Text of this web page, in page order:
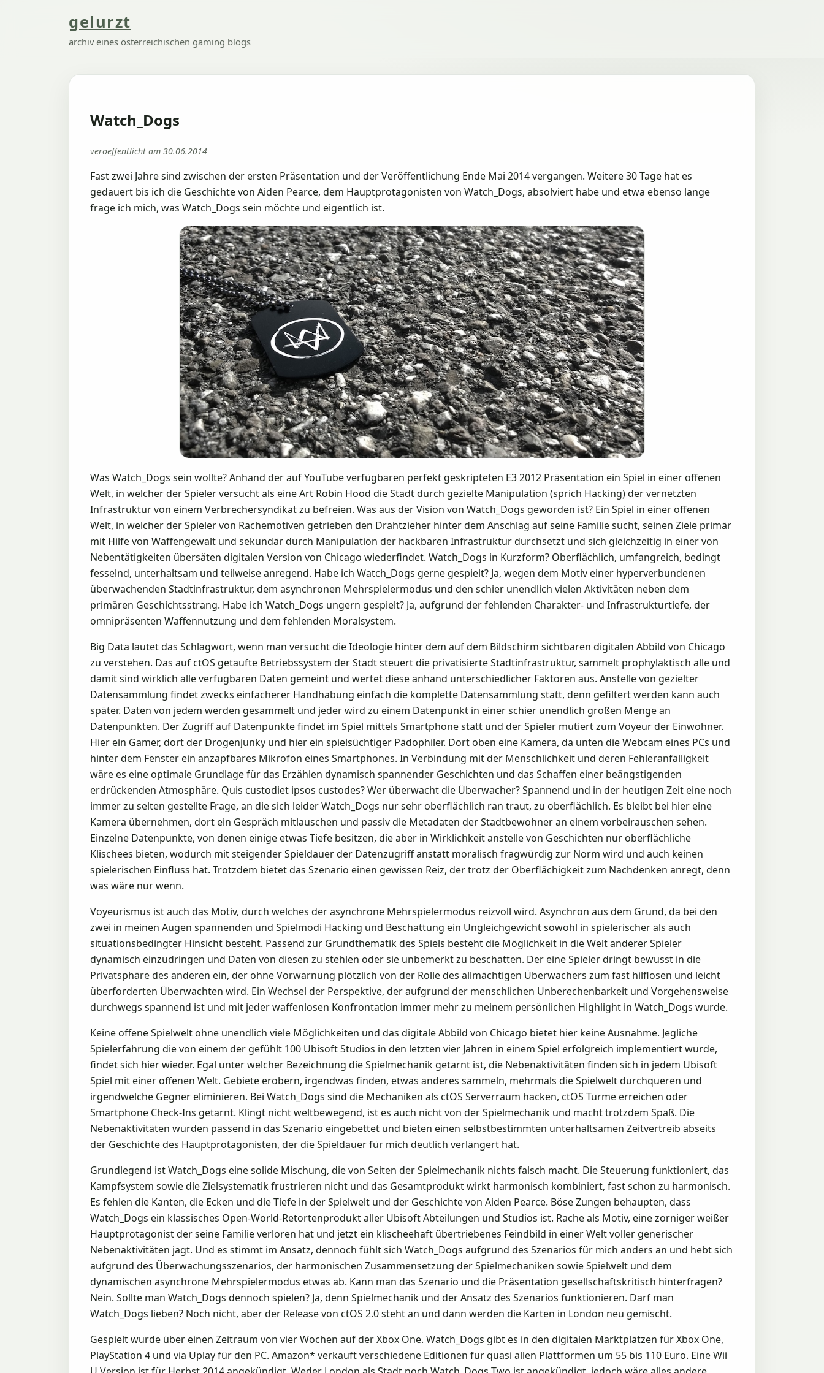
gelurzt
archiv eines österreichischen gaming blogs
Watch_Dogs
veroeffentlicht am 30.06.2014
Fast zwei Jahre sind zwischen der ersten Präsentation und der Veröffentlichung Ende Mai 2014 vergangen. Weitere 30 Tage hat es
gedauert bis ich die Geschichte von Aiden Pearce, dem Hauptprotagonisten von Watch_Dogs, absolviert habe und etwa ebenso lange
frage ich mich, was Watch_Dogs sein möchte und eigentlich ist.
Was Watch_Dogs sein wollte? Anhand der auf YouTube verfügbaren perfekt geskripteten E3 2012 Präsentation ein Spiel in einer offenen
Welt, in welcher der Spieler versucht als eine Art Robin Hood die Stadt durch gezielte Manipulation (sprich Hacking) der vernetzten
Infrastruktur von einem Verbrechersyndikat zu befreien. Was aus der Vision von Watch_Dogs geworden ist? Ein Spiel in einer offenen
Welt, in welcher der Spieler von Rachemotiven getrieben den Drahtzieher hinter dem Anschlag auf seine Familie sucht, seinen Ziele primär
mit Hilfe von Waffengewalt und sekundär durch Manipulation der hackbaren Infrastruktur durchsetzt und sich gleichzeitig in einer von
Nebentätigkeiten übersäten digitalen Version von Chicago wiederfindet. Watch_Dogs in Kurzform? Oberflächlich, umfangreich, bedingt
fesselnd, unterhaltsam und teilweise anregend. Habe ich Watch_Dogs gerne gespielt? Ja, wegen dem Motiv einer hyperverbundenen
überwachenden Stadtinfrastruktur, dem asynchronen Mehrspielermodus und den schier unendlich vielen Aktivitäten neben dem
primären Geschichtsstrang. Habe ich Watch_Dogs ungern gespielt? Ja, aufgrund der fehlenden Charakter- und Infrastrukturtiefe, der
omnipräsenten Waffennutzung und dem fehlenden Moralsystem.
Big Data lautet das Schlagwort, wenn man versucht die Ideologie hinter dem auf dem Bildschirm sichtbaren digitalen Abbild von Chicago
zu verstehen. Das auf ctOS getaufte Betriebssystem der Stadt steuert die privatisierte Stadtinfrastruktur, sammelt prophylaktisch alle und
damit sind wirklich alle verfügbaren Daten gemeint und wertet diese anhand unterschiedlicher Faktoren aus. Anstelle von gezielter
Datensammlung findet zwecks einfacherer Handhabung einfach die komplette Datensammlung statt, denn gefiltert werden kann auch
später. Daten von jedem werden gesammelt und jeder wird zu einem Datenpunkt in einer schier unendlich großen Menge an
Datenpunkten. Der Zugriff auf Datenpunkte findet im Spiel mittels Smartphone statt und der Spieler mutiert zum Voyeur der Einwohner.
Hier ein Gamer, dort der Drogenjunky und hier ein spielsüchtiger Pädophiler. Dort oben eine Kamera, da unten die Webcam eines PCs und
hinter dem Fenster ein anzapfbares Mikrofon eines Smartphones. In Verbindung mit der Menschlichkeit und deren Fehleranfälligkeit
wäre es eine optimale Grundlage für das Erzählen dynamisch spannender Geschichten und das Schaffen einer beängstigenden
erdrückenden Atmosphäre. Quis custodiet ipsos custodes? Wer überwacht die Überwacher? Spannend und in der heutigen Zeit eine noch
immer zu selten gestellte Frage, an die sich leider Watch_Dogs nur sehr oberflächlich ran traut, zu oberflächlich. Es bleibt bei hier eine
Kamera übernehmen, dort ein Gespräch mitlauschen und passiv die Metadaten der Stadtbewohner an einem vorbeirauschen sehen.
Einzelne Datenpunkte, von denen einige etwas Tiefe besitzen, die aber in Wirklichkeit anstelle von Geschichten nur oberflächliche
Klischees bieten, wodurch mit steigender Spieldauer der Datenzugriff anstatt moralisch fragwürdig zur Norm wird und auch keinen
spielerischen Einfluss hat. Trotzdem bietet das Szenario einen gewissen Reiz, der trotz der Oberflächigkeit zum Nachdenken anregt, denn
was wäre nur wenn.
Voyeurismus ist auch das Motiv, durch welches der asynchrone Mehrspielermodus reizvoll wird. Asynchron aus dem Grund, da bei den
zwei in meinen Augen spannenden und Spielmodi Hacking und Beschattung ein Ungleichgewicht sowohl in spielerischer als auch
situationsbedingter Hinsicht besteht. Passend zur Grundthematik des Spiels besteht die Möglichkeit in die Welt anderer Spieler
dynamisch einzudringen und Daten von diesen zu stehlen oder sie unbemerkt zu beschatten. Der eine Spieler dringt bewusst in die
Privatsphäre des anderen ein, der ohne Vorwarnung plötzlich von der Rolle des allmächtigen Überwachers zum fast hilflosen und leicht
überforderten Überwachten wird. Ein Wechsel der Perspektive, der aufgrund der menschlichen Unberechenbarkeit und Vorgehensweise
durchwegs spannend ist und mit jeder waffenlosen Konfrontation immer mehr zu meinem persönlichen Highlight in Watch_Dogs wurde.
Keine offene Spielwelt ohne unendlich viele Möglichkeiten und das digitale Abbild von Chicago bietet hier keine Ausnahme. Jegliche
Spielerfahrung die von einem der gefühlt 100 Ubisoft Studios in den letzten vier Jahren in einem Spiel erfolgreich implementiert wurde,
findet sich hier wieder. Egal unter welcher Bezeichnung die Spielmechanik getarnt ist, die Nebenaktivitäten finden sich in jedem Ubisoft
Spiel mit einer offenen Welt. Gebiete erobern, irgendwas finden, etwas anderes sammeln, mehrmals die Spielwelt durchqueren und
irgendwelche Gegner eliminieren. Bei Watch_Dogs sind die Mechaniken als ctOS Serverraum hacken, ctOS Türme erreichen oder
Smartphone Check-Ins getarnt. Klingt nicht weltbewegend, ist es auch nicht von der Spielmechanik und macht trotzdem Spaß. Die
Nebenaktivitäten wurden passend in das Szenario eingebettet und bieten einen selbstbestimmten unterhaltsamen Zeitvertreib abseits
der Geschichte des Hauptprotagonisten, der die Spieldauer für mich deutlich verlängert hat.
Grundlegend ist Watch_Dogs eine solide Mischung, die von Seiten der Spielmechanik nichts falsch macht. Die Steuerung funktioniert, das
Kampfsystem sowie die Zielsystematik frustrieren nicht und das Gesamtprodukt wirkt harmonisch kombiniert, fast schon zu harmonisch.
Es fehlen die Kanten, die Ecken und die Tiefe in der Spielwelt und der Geschichte von Aiden Pearce. Böse Zungen behaupten, dass
Watch_Dogs ein klassisches Open-World-Retortenprodukt aller Ubisoft Abteilungen und Studios ist. Rache als Motiv, eine zorniger weißer
Hauptprotagonist der seine Familie verloren hat und jetzt ein klischeehaft übertriebenes Feindbild in einer Welt voller generischer
Nebenaktivitäten jagt. Und es stimmt im Ansatz, dennoch fühlt sich Watch_Dogs aufgrund des Szenarios für mich anders an und hebt sich
aufgrund des Überwachungsszenarios, der harmonischen Zusammensetzung der Spielmechaniken sowie Spielwelt und dem
dynamischen asynchrone Mehrspielermodus etwas ab. Kann man das Szenario und die Präsentation gesellschaftskritisch hinterfragen?
Nein. Sollte man Watch_Dogs dennoch spielen? Ja, denn Spielmechanik und der Ansatz des Szenarios funktionieren. Darf man
Watch_Dogs lieben? Noch nicht, aber der Release von ctOS 2.0 steht an und dann werden die Karten in London neu gemischt.
Gespielt wurde über einen Zeitraum von vier Wochen auf der Xbox One. Watch_Dogs gibt es in den digitalen Marktplätzen für Xbox One,
PlayStation 4 und via Uplay für den PC. Amazon* verkauft verschiedene Editionen für quasi allen Plattformen um 55 bis 110 Euro. Eine Wii